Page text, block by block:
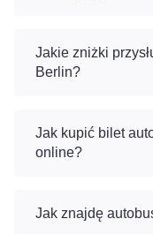
Jakie zniżki
Berlin?
Jak kupić bilet
online?
Jak znajdę